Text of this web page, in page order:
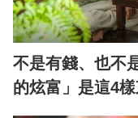
不是有錢、也不
的炫富」是這4